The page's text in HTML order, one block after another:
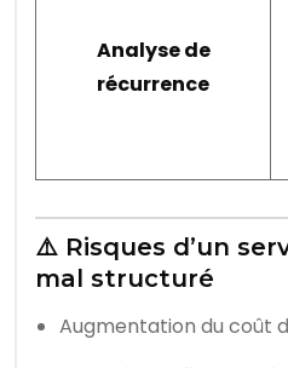
Analyse de
récurrence
⚠️ Risques d’un
mal structuré
Augmentation du coût